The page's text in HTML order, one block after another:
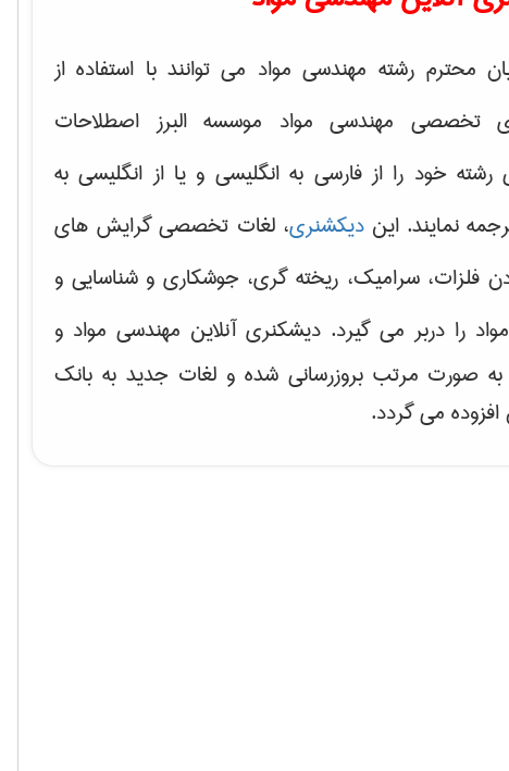
محترم رشته مهندسی مواد می توانند با استفاده از
تخصصی مهندسی مواد موسسه البرز اصطلاحات
خود را از فارسی به انگلیسی و یا از انگلیسی به
نمایند. ایندیکشنری، لغات تخصصی گرایش های
فلزات، سرامیک، ریخته گری، جوشکاری و شناسایی و
را دربر می گیرد. دیشکنری آنلاین مهندسی مواد و
به صورت مرتب بروزرسانی شده و لغات جدید به بانک
می گردد.